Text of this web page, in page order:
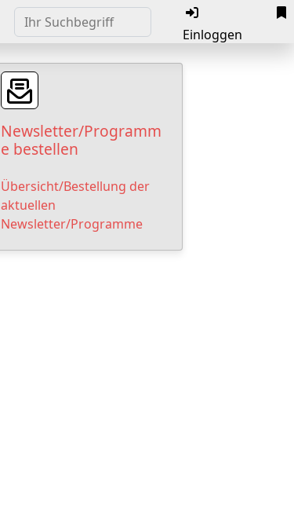
Einloggen
Newsletter/Programm
e bestellen
Übersicht/Bestellung der
aktuellen
Newsletter/Programme